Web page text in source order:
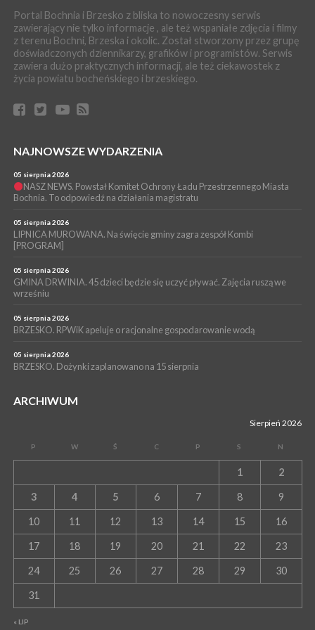
04 sierpnia 2026
BRZESKO. 77-letnia kobieta straciła 53 tys. zł, bo uwierzyła w
fikcyjny wypadek syna
WYDARZENIA
04 sierpnia 2026
BOCHNIA. Jechał bez zapiętych pasów i włączonych świateł.
Okazało się, że był pod wpływem amfetaminy
BOCHNIA. Dwaj ministrowie przyjechali do Chodenic, by
WYDARZENIA
03 sierpnia 2026
unieważnienia uchwały o nieudzieleniu absolutorium dla
Magdaleny Łacnej [WIDEO]
Portal Bochnia i Brzesko z bliska to nowoczesny serwis
zawierający nie tylko informacje , ale też wspaniałe zdjęcia i filmy
z terenu Bochni, Brzeska i okolic. Został stworzony przez grupę
doświadczonych dziennikarzy, grafików i programistów. Serwis
zawiera dużo praktycznych informacji, ale też ciekawostek z
życia powiatu bocheńskiego i brzeskiego.
NAJNOWSZE WYDARZENIA
05 sierpnia 2026
NASZ NEWS. Powstał Komitet Ochrony Ładu Przestrzennego Miasta
Bochnia. To odpowiedź na działania magistratu
05 sierpnia 2026
LIPNICA MUROWANA. Na święcie gminy zagra zespół Kombi
[PROGRAM]
05 sierpnia 2026
GMINA DRWINIA. 45 dzieci będzie się uczyć pływać. Zajęcia ruszą we
wrześniu
05 sierpnia 2026
BRZESKO. RPWiK apeluje o racjonalne gospodarowanie wodą
05 sierpnia 2026
BRZESKO. Dożynki zaplanowano na 15 sierpnia
ARCHIWUM
Sierpień 2026
P W Ś C P S N
« LIP
1 2
3 4 5 6 7 8 9
10 11 12 13 14 15 16
17 18 19 20 21 22 23
24 25 26 27 28 29 30
31